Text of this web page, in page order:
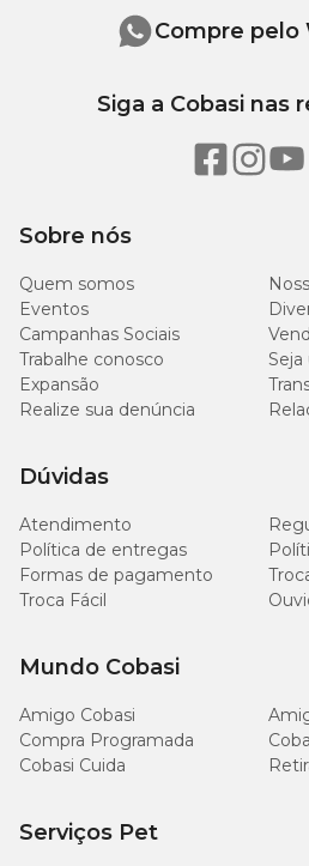
Sobre nós
Quem somos
Eventos
Campanhas Sociais
Trabalhe conosco
Expansão
Realize sua denúncia
Dúvidas
Atendimento
Política de entregas
Formas de pagamento
Troca Fácil
Mundo Cobasi
Amigo Cobasi
Compra Programada
Cobasi Cuida
Serviços Pet
Compre pelo
Siga a Cobasi nas